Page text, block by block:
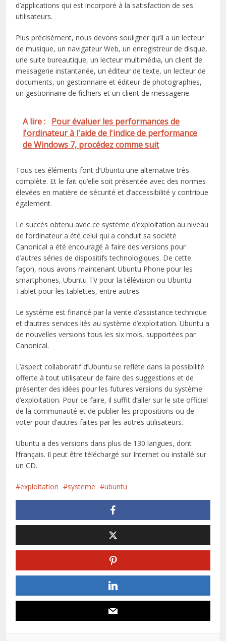
d’applications qui est incorporé à la satisfaction de ses
utilisateurs.
Plus précisément, nous devons souligner qu’il a un lecteur
de musique, un navigateur Web, un enregistreur de disque,
une suite bureautique, un lecteur multimédia, un client de
messagerie instantanée, un éditeur de texte, un lecteur de
documents, un gestionnaire et éditeur de photographies,
un gestionnaire de fichiers et un client de messagerie.
A lire : Pour évaluer les performances de
l'ordinateur à l'aide de l'indice de performance
de Windows 7, procédez comme suit
Tous ces éléments font d’Ubuntu une alternative très
complète. Et le fait qu’elle soit présentée avec des normes
élevées en matière de sécurité et d’accessibilité y contribue
également.
Le succès obtenu avec ce système d’exploitation au niveau
de l’ordinateur a été celui qui a conduit sa société
Canonical a été encouragé à faire des versions pour
d’autres séries de dispositifs technologiques. De cette
façon, nous avons maintenant Ubuntu Phone pour les
smartphones, Ubuntu TV pour la télévision ou Ubuntu
Tablet pour les tablettes, entre autres.
Le système est financé par la vente d’assistance technique
et d’autres services liés au système d’exploitation. Ubuntu a
de nouvelles versions tous les six mois, supportées par
Canonical.
L’aspect collaboratif d’Ubuntu se reflète dans la possibilité
offerte à tout utilisateur de faire des suggestions et de
présenter des idées pour les futures versions du système
d’exploitation. Pour ce faire, il suffit d’aller sur le site officiel
de la communauté et de publier les propositions ou de
voter pour d’autres faites par les autres utilisateurs.
Ubuntu a des versions dans plus de 130 langues, dont
l’français. Il peut être téléchargé sur Internet ou installé sur
un CD.
exploitation systeme ubuntu